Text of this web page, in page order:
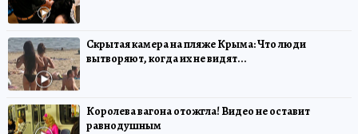
Скрытая камера на пляже Крыма: Что люди
вытворяют, когда их не видят...
Королева вагона отожгла! Видео не оставит
равнодушным